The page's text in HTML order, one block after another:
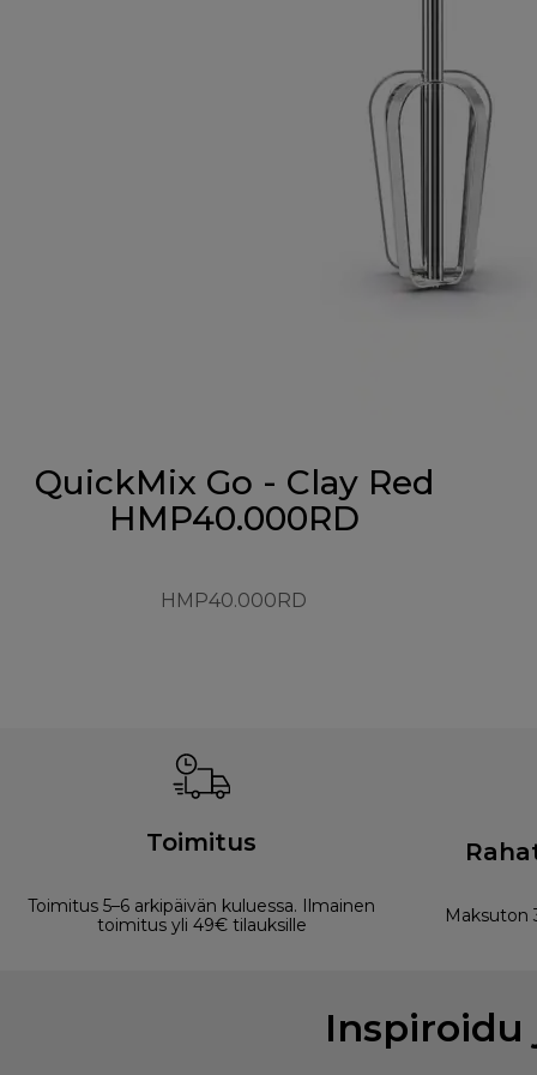
QuickMix Go - Clay Red
HMP40.000RD
HMP40.000RD
Toimitus
Toimitus 5–6 arkipäivän kuluessa. Ilmainen
toimitus yli 49€ tilauksille
Maksuton
Inspiroidu